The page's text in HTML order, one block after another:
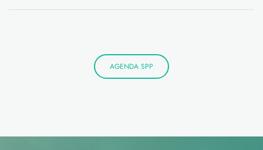
AGENDA SPP